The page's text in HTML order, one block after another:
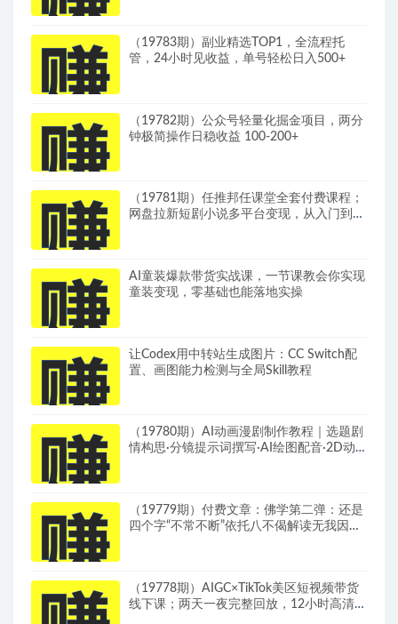
（19783期）副业精选TOP1，全流程托
管，24小时见收益，单号轻松日入500+
（19782期）公众号轻量化掘金项目，两分
钟极简操作日稳收益 100-200+
（19781期）任推邦任课堂全套付费课程；
网盘拉新短剧小说多平台变现，从入门到高
AI童装爆款带货实战课，一节课教会你实现
童装变现，零基础也能落地实操
让Codex用中转站生成图片：CC Switch配
置、画图能力检测与全局Skill教程
（19780期）AI动画漫剧制作教程｜选题剧
情构思·分镜提示词撰写·AI绘图配音·2D动
（19779期）付费文章：佛学第二弹：还是
四个字“不常不断”依托八不偈解读无我因果
（19778期）AIGC×TikTok美区短视频带货
线下课；两天一夜完整回放，12小时高清视